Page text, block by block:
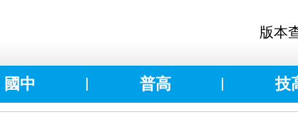
版本
國中 普高 技